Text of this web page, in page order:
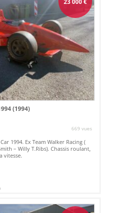
23 000€
(1994)
669 vues
1994. Ex Team Walker Racing (
– Willy T.Ribs). Chassis roulant,
vitesse.